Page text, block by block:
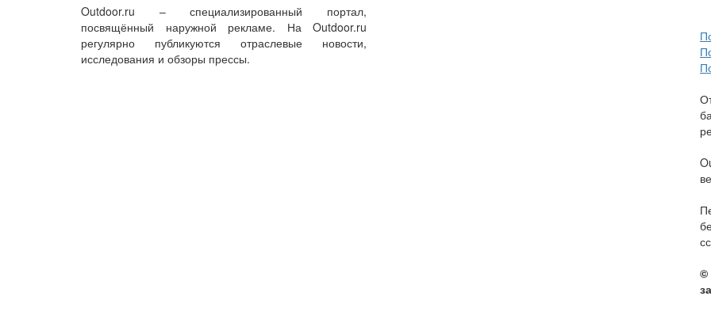
Outdoor.ru – специализированный портал,
посвящённый наружной рекламе. На Outdoor.ru
регулярно публикуются отраслевые новости,
исследования и обзоры прессы.